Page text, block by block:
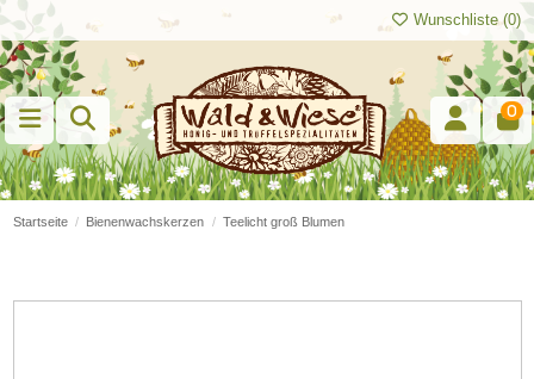
Wunschliste (0)
0
Startseite Bienenwachskerzen Teelicht groß Blumen